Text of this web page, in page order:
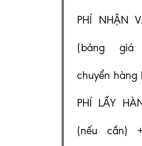
PHÍ NHẬN
(bảng
chuyển
PHÍ LẤY
(nếu cần)